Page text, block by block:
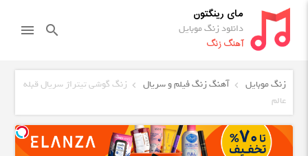
مای رینگتون
دانلود زنگ موبایل
آهنگ زنگ
search
menu
زنگ موبایل آهنگ زنگ فیلم و سریال
زنگ گوشی تیتراژ سریال قبله
عالم